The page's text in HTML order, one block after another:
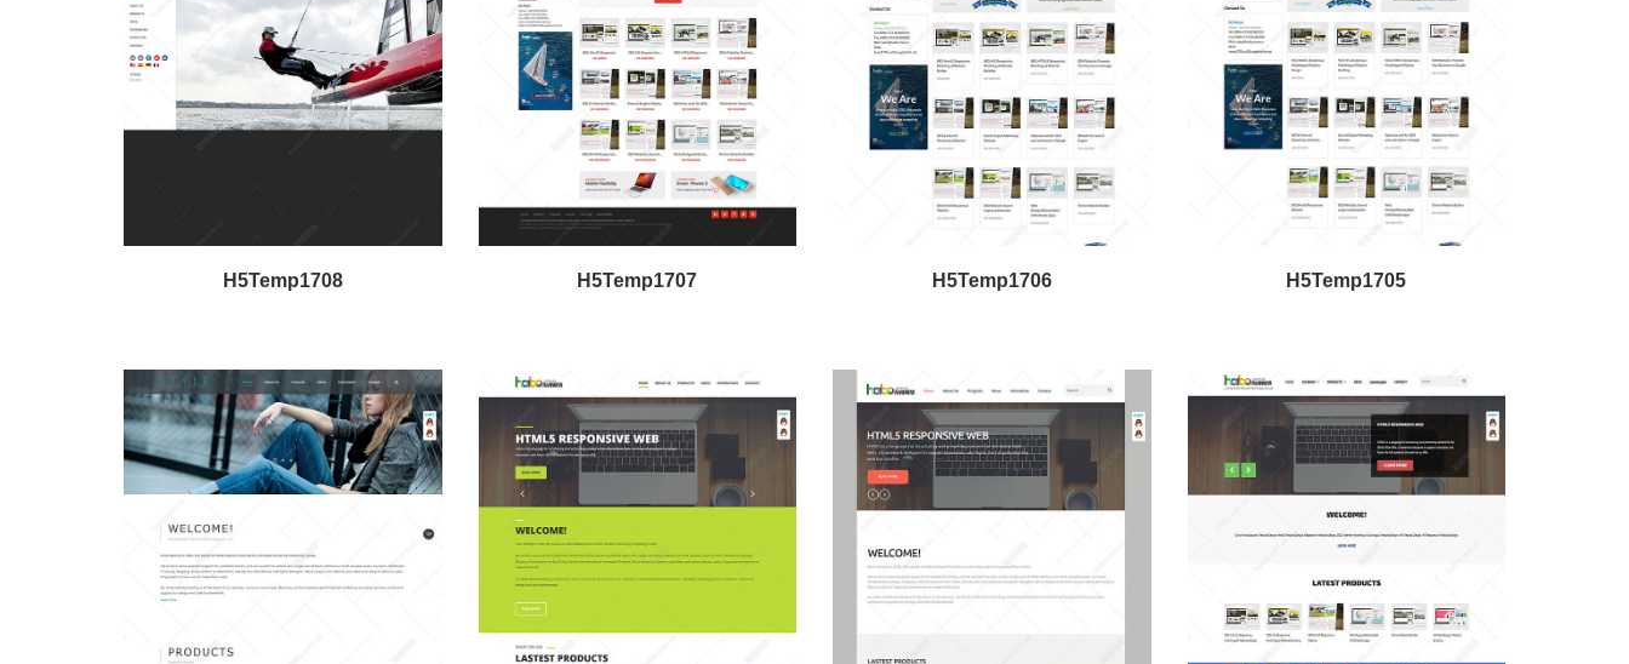
H5Temp1708 H5Temp1707 H5Temp1706 H5Temp1705